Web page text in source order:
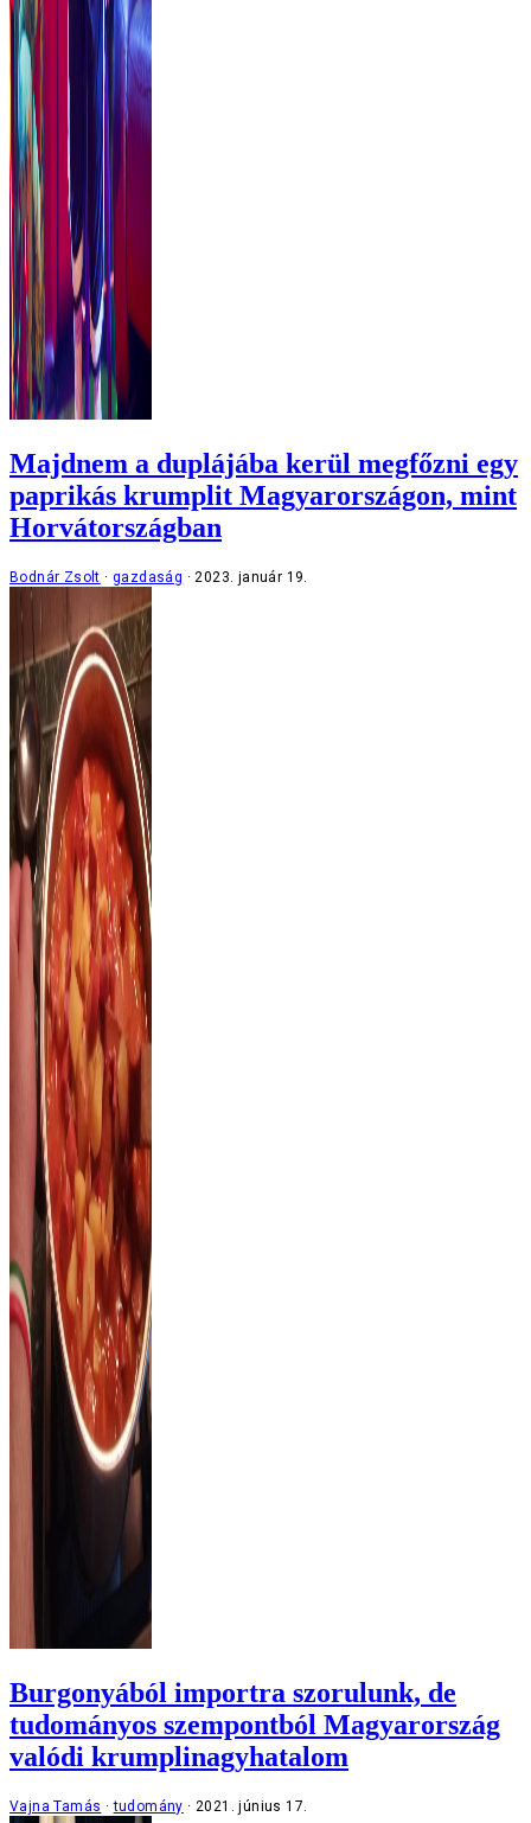
Majdnem a duplájába kerül megfőzni egy
paprikás krumplit Magyarországon, mint
Horvátországban
Bodnár Zsolt gazdaság 2023. január 19.
Burgonyából importra szorulunk, de
tudományos szempontból Magyarország
valódi krumplinagyhatalom
Vajna Tamás tudomány 2021. június 17.